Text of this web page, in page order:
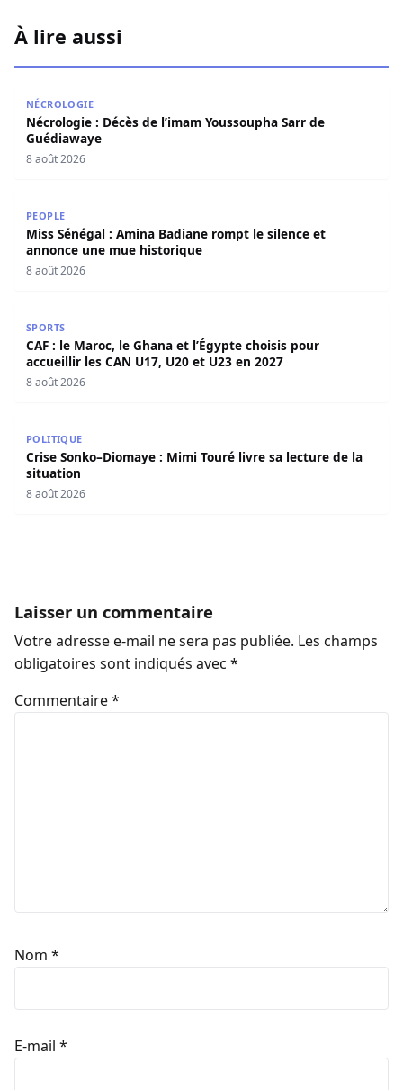
À lire aussi
NÉCROLOGIE
Nécrologie : Décès de l’imam Youssoupha Sarr de
Guédiawaye
8 août 2026
PEOPLE
Miss Sénégal : Amina Badiane rompt le silence et
annonce une mue historique
8 août 2026
SPORTS
CAF : le Maroc, le Ghana et l’Égypte choisis pour
accueillir les CAN U17, U20 et U23 en 2027
8 août 2026
POLITIQUE
Crise Sonko–Diomaye : Mimi Touré livre sa lecture de la
situation
8 août 2026
Laisser un commentaire
Votre adresse e-mail ne sera pas publiée. Les champs
obligatoires sont indiqués avec *
Commentaire*
Nom *
E-mail *